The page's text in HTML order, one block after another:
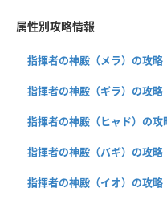
属性別攻略情報
指揮者の神殿（メラ）の攻略
指揮者の神殿（ギラ）の攻略
指揮者の神殿（ヒャド）の攻
指揮者の神殿（バギ）の攻略
指揮者の神殿（イオ）の攻略